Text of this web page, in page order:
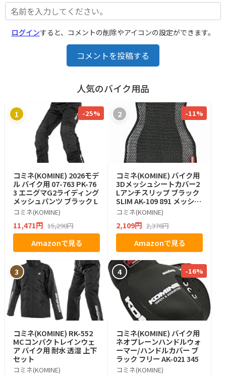
ログインすると、コメントの削除やアイコンの設定ができます。
コメントを投稿する
人気のバイク用品
1 -25%
コミネ(KOMINE) 2026モデ
ル バイク用 07-763 PK-76
3 エニグマG2ライディング
メッシュパンツ ブラック L
コミネ(KOMINE)
11,471円 15,290円
Amazonで見る
2 -11%
コミネ(KOMINE) バイク用
3Dメッシュシートカバー2
Lアンチスリップ ブラック
SLIM AK-109 891 メッシュ
素材
コミネ(KOMINE)
2,109円 2,376円
Amazonで見る
3
コミネ(KOMINE) RK-552
MCコンパクトレインウェ
ア バイク用 耐水 透湿 上下
セット
コミネ(KOMINE)
4 -16%
コミネ(KOMINE) バイク用
ネオプレーンハンドルウォ
ーマー/ハンドルカバー ブ
ラック フリー AK-021 345
コミネ(KOMINE)